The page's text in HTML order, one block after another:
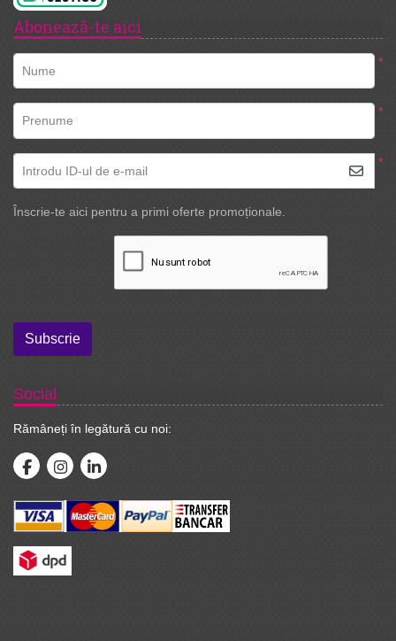
Abonează-te aici
*
Nume
*
Prenume
*
Introdu ID-ul de e-mail
Înscrie-te aici pentru a primi oferte promoționale.
Subscrie
Social
Rămâneți în legătură cu noi: